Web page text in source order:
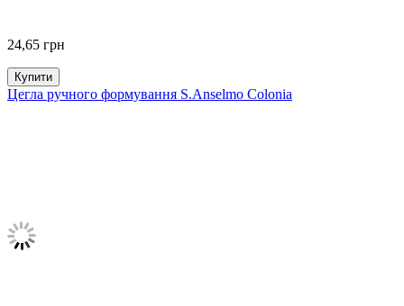
24,65 грн
Купити
Цегла ручного формування S.Anselmo Colonia